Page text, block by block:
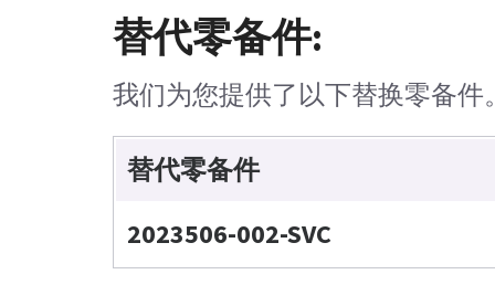
替代零备件:
我们为您提供了以下替换零备
替代零备件
2023506-002-SVC